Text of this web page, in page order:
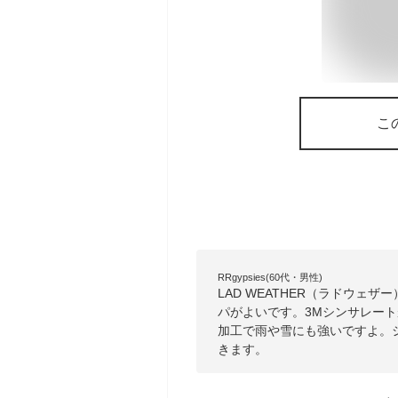
こ
RRgypsies(60代・男性)
LAD WEATHER（ラドウェザ
パがよいです。3Mシンサレー
加工で雨や雪にも強いですよ
きます。